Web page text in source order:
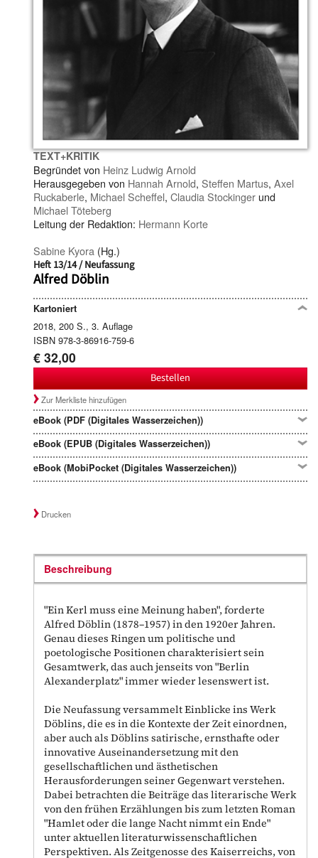
TEXT+KRITIK
Begründet von Heinz Ludwig Arnold
Herausgegeben von Hannah Arnold, Steffen Martus, Axel
Ruckaberle, Michael Scheffel, Claudia Stockinger und
Michael Töteberg
Leitung der Redaktion: Hermann Korte
Sabine Kyora (Hg.)
Heft 13/14 / Neufassung
Alfred Döblin
Kartoniert
2018, 200 S., 3. Auflage
ISBN 978-3-86916-759-6
€ 32,00
Bestellen
Zur Merkliste hinzufügen
eBook (PDF (Digitales Wasserzeichen))
eBook (EPUB (Digitales Wasserzeichen))
eBook (MobiPocket (Digitales Wasserzeichen))
Drucken
Beschreibung
"Ein Kerl muss eine Meinung haben", forderte
Alfred Döblin (1878–1957) in den 1920er Jahren.
Genau dieses Ringen um politische und
poetologische Positionen charakterisiert sein
Gesamtwerk, das auch jenseits von "Berlin
Alexanderplatz" immer wieder lesenswert ist.
Die Neufassung versammelt Einblicke ins Werk
Döblins, die es in die Kontexte der Zeit einordnen,
aber auch als Döblins satirische, ernsthafte oder
innovative Auseinandersetzung mit den
gesellschaftlichen und ästhetischen
Herausforderungen seiner Gegenwart verstehen.
Dabei betrachten die Beiträge das literarische Werk
von den frühen Erzählungen bis zum letzten Roman
"Hamlet oder die lange Nacht nimmt ein Ende"
unter aktuellen literaturwissenschaftlichen
Perspektiven. Als Zeitgenosse des Kaiserreichs, von